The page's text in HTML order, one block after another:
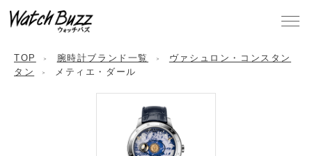
TOP 腕時計ブランド一覧
ヴァシュロン・コンスタン
タン
メティエ・ダール